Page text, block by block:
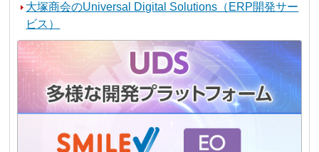
大塚商会のUniversal Digital Solutions（ERP開発サー
ビス）